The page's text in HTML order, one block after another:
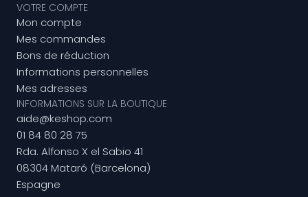
VOTRE COMPTE
Mon compte
Mes commandes
Bons de réduction
Informations personnelles
Mes adresses
INFORMATIONS SUR LA BOUTIQUE
aide@keshop.com
01 84 80 28 75
Rda. Alfonso X el Sabio 41
08304 Mataró (Barcelona)
Espagne